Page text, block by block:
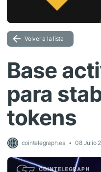
Volver a la lista
Base
para
tokens
cointelegraph.es 08 Julio